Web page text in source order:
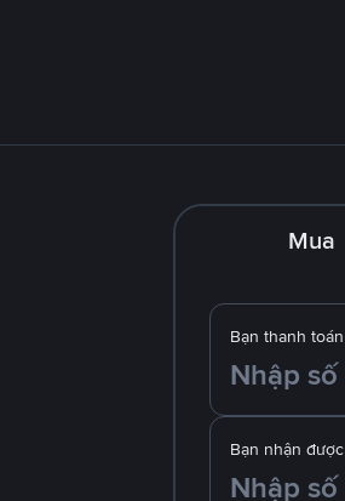
Mua
Bạn thanh toán
Bạn nhận được